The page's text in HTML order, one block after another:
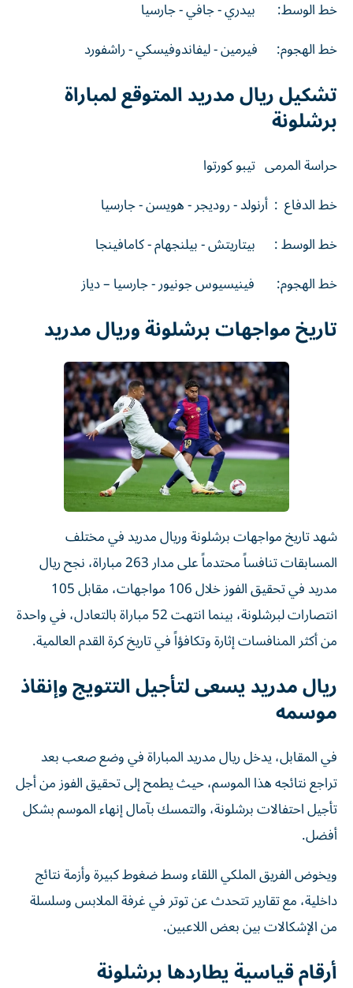
خط الوسط: بيدري - جافي - جارسيا
خط الهجوم: فيرمين - ليفاندوفيسكي - راشفورد
تشكيل ريال مدريد المتوقع لمباراة
برشلونة
حراسة المرمى تيبو كورتوا
خط الدفاع : أرنولد - روديجر - هويسن - جارسيا
خط الوسط : بيتاريتش - بيلنجهام - كامافينجا
خط الهجوم: فينيسيوس جونيور - جارسيا – دياز
تاريخ مواجهات برشلونة وريال مدريد
شهد تاريخ مواجهات برشلونة وريال مدريد في مختلف
المسابقات تنافساً محتدماً على مدار 263 مباراة، نجح ريال
مدريد في تحقيق الفوز خلال 106 مواجهات، مقابل 105
انتصارات لبرشلونة، بينما انتهت 52 مباراة بالتعادل، في واحدة
من أكثر المنافسات إثارة وتكافؤاً في تاريخ كرة القدم العالمية.
ريال مدريد يسعى لتأجيل التتويج وإنقاذ
موسمه
في المقابل، يدخل ريال مدريد المباراة في وضع صعب بعد
تراجع نتائجه هذا الموسم، حيث يطمح إلى تحقيق الفوز من أجل
تأجيل احتفالات برشلونة، والتمسك بآمال إنهاء الموسم بشكل
أفضل.
ويخوض الفريق الملكي اللقاء وسط ضغوط كبيرة وأزمة نتائج
داخلية، مع تقارير تتحدث عن توتر في غرفة الملابس وسلسلة
من الإشكالات بين بعض اللاعبين.
أرقام قياسية يطاردها برشلونة